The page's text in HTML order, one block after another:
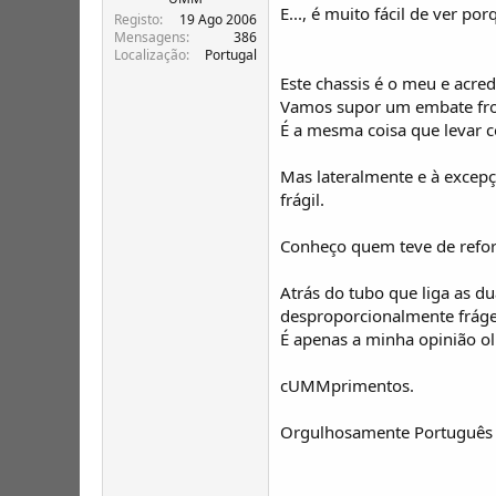
Registo
19 Ago 2006
Mensagens
386
Localização
Portugal
E..., é muito fácil de ver
Este chassis é o meu e
Vamos supor um embate
É a mesma coisa que levar
Mas lateralmente e à
frágil.
Conheço quem teve de
Atrás do tubo que liga as
desproporcionalmente
É apenas a minha opinião
cUMMprimentos.
Orgulhosamente Português